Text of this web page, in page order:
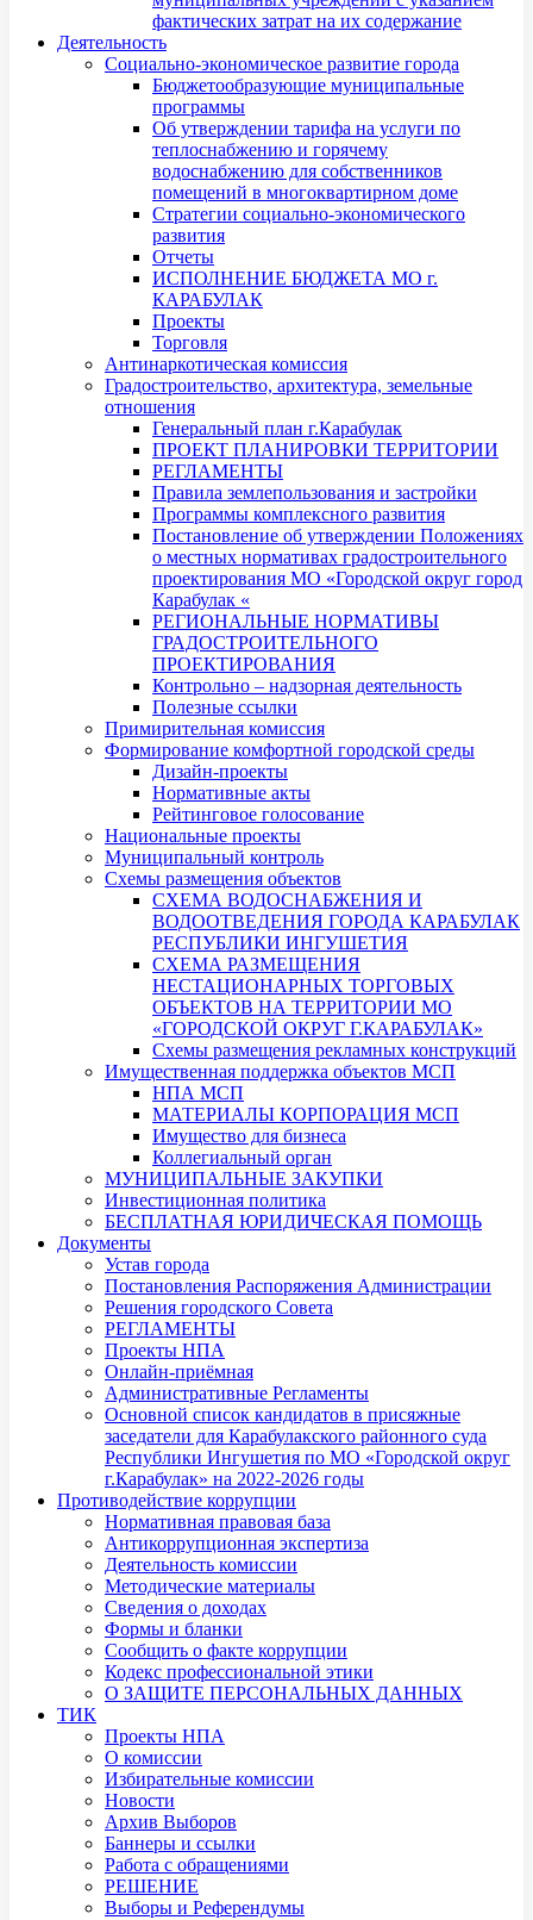
фактических затрат на их содержание
Деятельность
Социально-экономическое развитие города
Бюджетообразующие муниципальные
программы
Об утверждении тарифа на услуги по
теплоснабжению и горячему
водоснабжению для собственников
помещений в многоквартирном доме
Стратегии социально-экономического
развития
Отчеты
ИСПОЛНЕНИЕ БЮДЖЕТА МО г.
КАРАБУЛАК
Проекты
Торговля
Антинаркотическая комиссия
Градостроительство, архитектура, земельные
отношения
Генеральный план г.Карабулак
ПРОЕКТ ПЛАНИРОВКИ ТЕРРИТОРИИ
РЕГЛАМЕНТЫ
Правила землепользования и застройки
Программы комплексного развития
Постановление об утверждении Положениях
о местных нормативах градостроительного
проектирования МО «Городской округ город
Карабулак «
РЕГИОНАЛЬНЫЕ НОРМАТИВЫ
ГРАДОСТРОИТЕЛЬНОГО
ПРОЕКТИРОВАНИЯ
Контрольно – надзорная деятельность
Полезные ссылки
Примирительная комиссия
Формирование комфортной городской среды
Дизайн-проекты
Нормативные акты
Рейтинговое голосование
Национальные проекты
Муниципальный контроль
Схемы размещения объектов
СХЕМА ВОДОСНАБЖЕНИЯ И
ВОДООТВЕДЕНИЯ ГОРОДА КАРАБУЛАК
РЕСПУБЛИКИ ИНГУШЕТИЯ
СХЕМА РАЗМЕЩЕНИЯ
НЕСТАЦИОНАРНЫХ ТОРГОВЫХ
ОБЪЕКТОВ НА ТЕРРИТОРИИ МО
«ГОРОДСКОЙ ОКРУГ Г.КАРАБУЛАК»
Схемы размещения рекламных конструкций
Имущественная поддержка объектов МСП
НПА МСП
МАТЕРИАЛЫ КОРПОРАЦИЯ МСП
Имущество для бизнеса
Коллегиальный орган
МУНИЦИПАЛЬНЫЕ ЗАКУПКИ
Инвестиционная политика
БЕСПЛАТНАЯ ЮРИДИЧЕСКАЯ ПОМОЩЬ
Документы
Устав города
Постановления Распоряжения Администрации
Решения городского Совета
РЕГЛАМЕНТЫ
Проекты НПА
Онлайн-приёмная
Административные Регламенты
Основной список кандидатов в присяжные
заседатели для Карабулакского районного суда
Республики Ингушетия по МО «Городской округ
г.Карабулак» на 2022-2026 годы
Противодействие коррупции
Нормативная правовая база
Антикоррупционная экспертиза
Деятельность комиссии
Методические материалы
Сведения о доходах
Формы и бланки
Сообщить о факте коррупции
Кодекс профессиональной этики
О ЗАЩИТЕ ПЕРСОНАЛЬНЫХ ДАННЫХ
ТИК
Проекты НПА
О комиссии
Избирательные комиссии
Новости
Архив Выборов
Баннеры и ссылки
Работа с обращениями
РЕШЕНИЕ
Выборы и Референдумы